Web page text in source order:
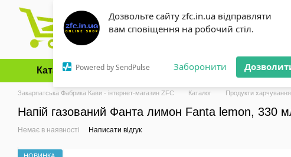
Дозвольте сайту zfc.in.ua відправляти
вам сповіщення на робочий стіл.
Powered by SendPulse Заборонити
Перейти до основного контенту
Каталог Оплата і доставка Обмін та повернення Блог
Закарпатська Фабрика Кави - інтернет-магазин ZFC Каталог Продукти
Напій газований Фанта лимон Fanta lemon, 330
Немає в наявності Написати відгук
НОВИНКА